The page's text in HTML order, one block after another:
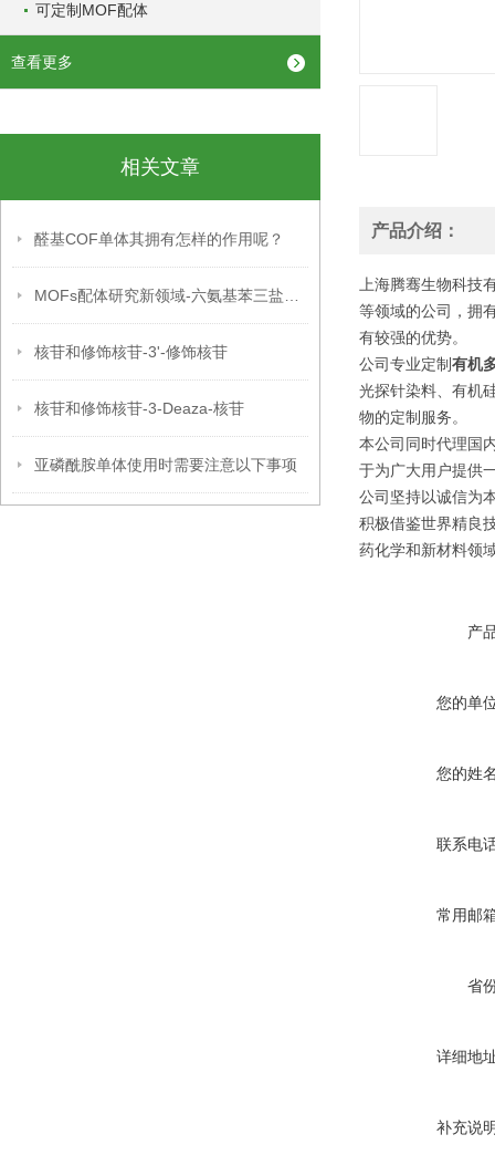
可定制MOF配体
查看更多
相关文章
醛基COF单体其拥有怎样的作用呢？
核苷和修饰核苷-3'-修饰核苷
核苷和修饰核苷-3-Deaza-核苷
亚磷酰胺单体使用时需要注意以下事项
产品介绍：
上海腾骞生物科
等领域的公司，拥
有较强的优势。
公司专业定制有机
光探针染料、有机
物的定制服务。
本公司同时代理国
于为广大用户提供
公司坚持以诚信为
积极借鉴世界精良
药化学和新材料
产
您的单
您的姓
联系电
常用邮
省
详细地
补充说